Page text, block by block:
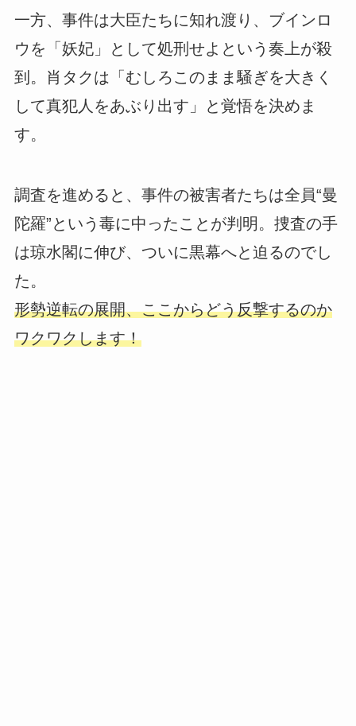
一方、事件は大臣たちに知れ渡り、ブインロ
ウを「妖妃」として処刑せよという奏上が殺
到。肖タクは「むしろこのまま騒ぎを大きく
して真犯人をあぶり出す」と覚悟を決めま
す。
調査を進めると、事件の被害者たちは全員“曼
陀羅”という毒に中ったことが判明。捜査の手
は琼水閣に伸び、ついに黒幕へと迫るのでし
た。
形勢逆転の展開、ここからどう反撃するのか
ワクワクします！